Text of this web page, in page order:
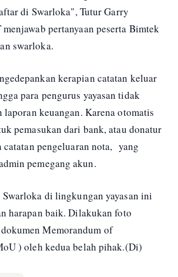
di Swarloka", Tutur Garry
pertanyaan peserta Bimtek
swarloka.
kerapian catatan keluar
para pengurus yayasan tidak
keuangan. Karena otomatis
pemasukan dari bank, atau donatur
catatan pengeluaran nota, yang
pemegang akun.
di lingkungan yayasan ini
harapan baik. Dilakukan foto
Memorandum of
) oleh kedua belah pihak.(Di)